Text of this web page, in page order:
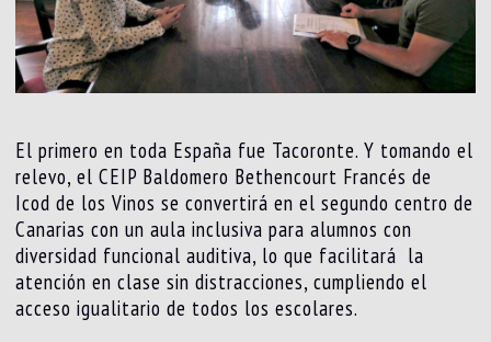
El primero en toda España fue Tacoronte. Y tomando el
relevo, el CEIP Baldomero Bethencourt Francés de
Icod de los Vinos se convertirá en el segundo centro de
Canarias con un aula inclusiva para alumnos con
diversidad funcional auditiva, lo que facilitará la
atención en clase sin distracciones, cumpliendo el
acceso igualitario de todos los escolares.